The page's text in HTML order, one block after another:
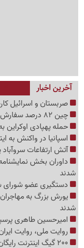
آخرین اخبار
صربستان و اسرائیل
چین 82 درصد سفارش بازار کشتی‌سازی جهان را گرفت
حمله پهپادی اوکراین
اسپانیا در واکنش به
آتش ارتفاعات سروآباد پس از 24
داوران بخش
شدند
دستگیری عضو شورای
شدند
امیرحسین طاهری
روایت ملی، روایت